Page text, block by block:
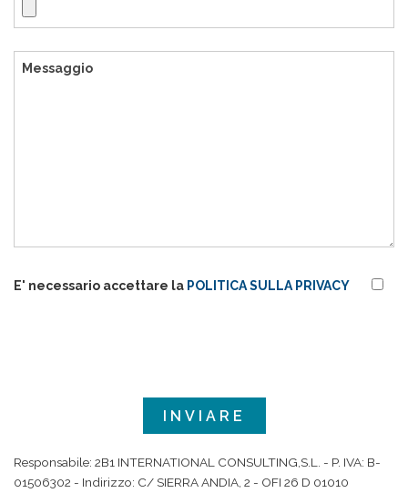
E' necessario accettare la POLITICA SULLA PRIVACY
Responsabile: 2B1 INTERNATIONAL CONSULTING,S.L. - P. IVA: B-
01506302 - Indirizzo: C/ SIERRA ANDIA, 2 - OFI 26 D 01010